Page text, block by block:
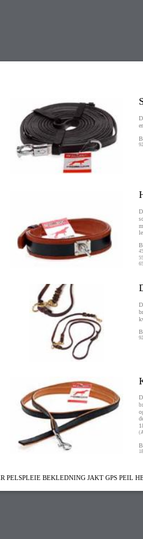
PELSPLEIE BEKLEDNING JAKT GPS PEIL